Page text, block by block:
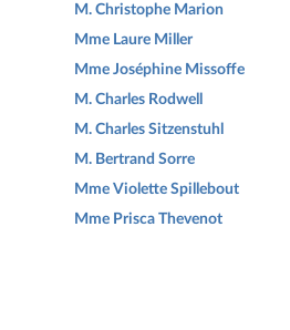
M. Christophe Marion
Mme Laure Miller
Mme Joséphine Missoffe
M. Charles Rodwell
M. Charles Sitzenstuhl
M. Bertrand Sorre
Mme Violette Spillebout
Mme Prisca Thevenot